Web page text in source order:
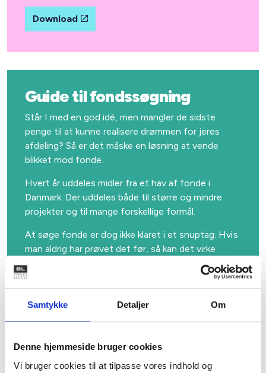
Samtykke Detaljer Om
Denne hjemmeside bruger cookies
Vi bruger cookies til at tilpasse vores indhold og
Download
Guide til fondssøgning
Står I med en god idé, men mangler de sidste
penge til at kunne realisere drømmen for jeres
afdeling? Så er det måske en løsning at vende
blikket mod fonde.
Hvert år uddeles midler fra et hav af fonde i
Danmark. Der uddeles både til større og mindre
projekter og til mange forskellige formål.
At søge fonde er dog ikke klaret i et snuptag. Hvis
man aldrig har prøvet det før, så kan det virke
uoverskueligt at komme i gang. Derfor kan det
være en rigtig god idé at sætte sig ind i, hvordan
man søger fonde.
Download